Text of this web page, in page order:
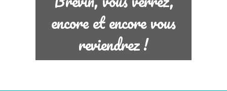
encore et encore vous
reviendrez !